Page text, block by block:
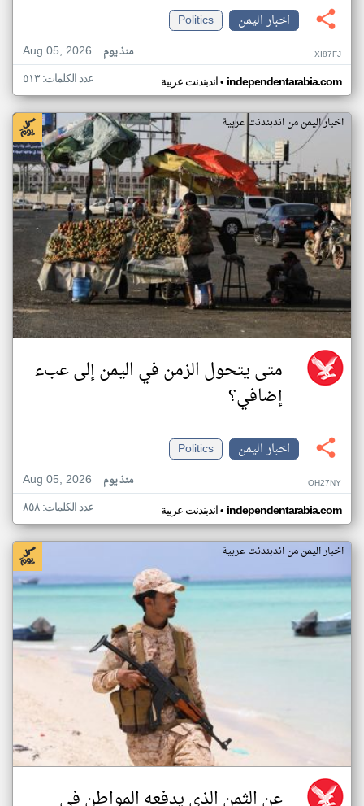
اخبار اليمن
Politics
Aug 05, 2026
منذ يوم XI87FJ
اندبندنت عربية• independentarabia.com عدد الكلمات: ٥١٣
اخبار اليمن من اندبندنت عربية
متى يتحول الزمن في اليمن إلى عبء
إضافي؟
اخبار اليمن
Politics
Aug 05, 2026
منذ يوم OH27NY
اندبندنت عربية• independentarabia.com عدد الكلمات: ٨٥٨
اخبار اليمن من اندبندنت عربية
عن الثمن الذي يدفعه المواطن في